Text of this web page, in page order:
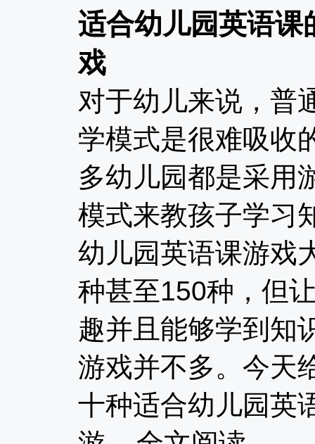
适合幼儿园英语课
戏
对于幼儿来说，普
学模式是很难吸收
多幼儿园都是采用
模式来教孩子学习
幼儿园英语课游戏
种甚至150种，但
趣并且能够学到知
游戏并不多。今天
十种适合幼儿园英